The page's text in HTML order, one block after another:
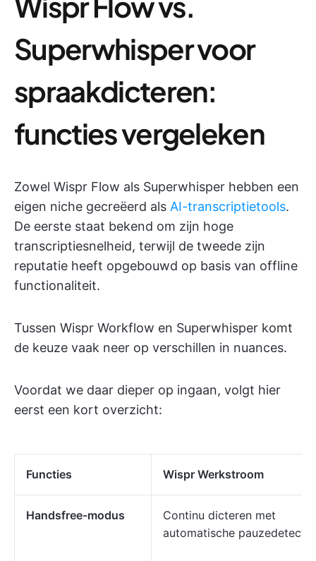
Superwhisper voor
spraakdicteren:
functies vergeleken
Zowel Wispr Flow als Superwhisper hebben een
eigen niche gecreëerd als AI-transcriptietools.
De eerste staat bekend om zijn hoge
transcriptiesnelheid, terwijl de tweede zijn
reputatie heeft opgebouwd op basis van offline
functionaliteit.
Tussen Wispr Workflow en Superwhisper komt
de keuze vaak neer op verschillen in nuances.
Voordat we daar dieper op ingaan, volgt hier
eerst een kort overzicht:
Functies Wispr Werkstroom
Handsfree-modus
Continu dicteren met
automatische pauzedetectie